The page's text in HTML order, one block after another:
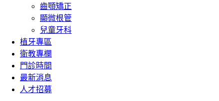
齒顎矯正
顯微根管
兒童牙科
植牙專區
衛教專欄
門診時間
最新消息
人才招募